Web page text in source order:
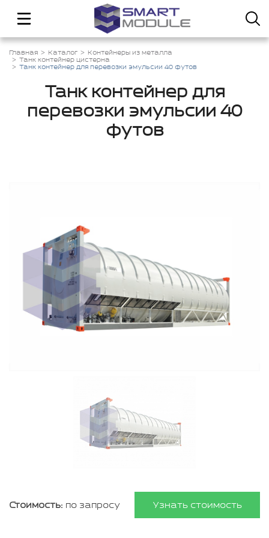
Главная Каталог
Контейнеры из металла
Танк контейнер цистерна
Танк контейнер для перевозки эмульсии 40 футов
Танк контейнер для
перевозки эмульсии 40
футов
Стоимость: по запросу Узнать стоимость